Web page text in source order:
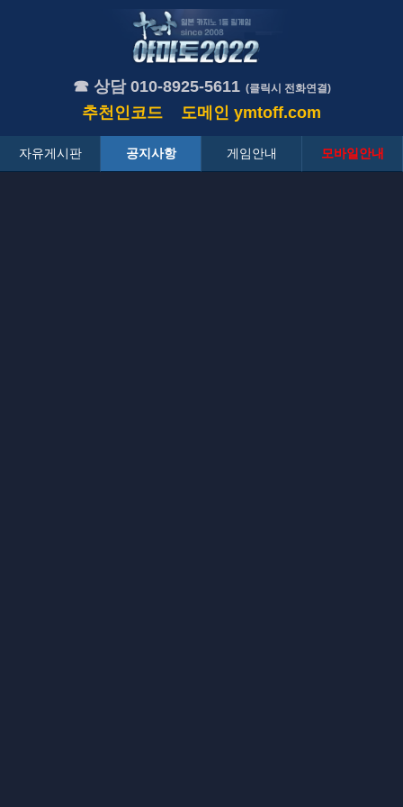
☎ 상담 010-8925-5611 (클릭시 전화연결)
추천인코드 도메인 ymtoff.com
자유게시판 공지사항 게임안내 모바일안내